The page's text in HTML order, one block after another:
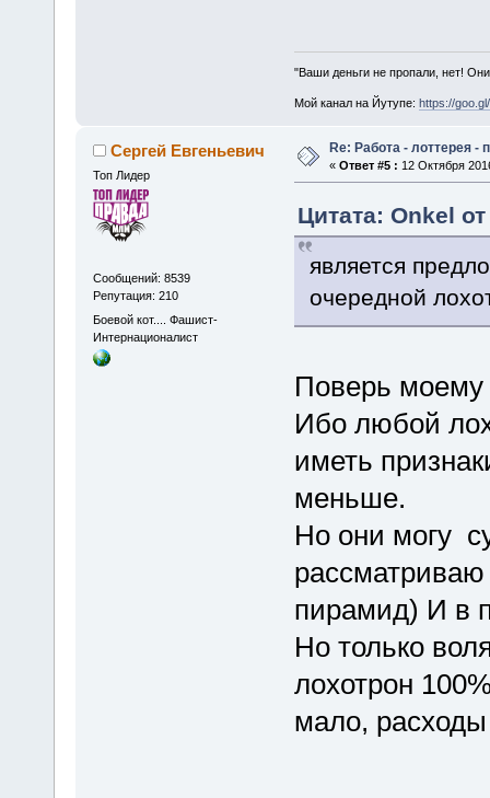
"Ваши деньги не пропали, нет!
Мой канал на Йутупе: https://
Сергей Евгеньевич
Топ Лидер
Сообщений: 8539
Репутация: 210
Боевой кот.... Фашист-
Интернационалист
Re: Работа - лоттерея -
« Ответ #5 : 12 Октября
Цитата: Onkel
является
очередной
Поверь моему
Ибо любой
иметь
меньше.
Но они могу
пирамид) И в
Но только
лохотрон
мало, расходы